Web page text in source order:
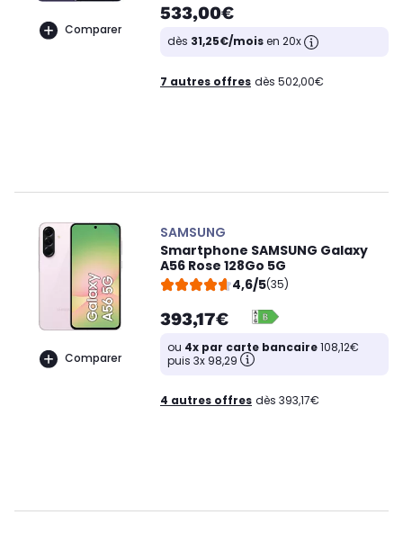
Comparer
533,00€
dès 31,25€/moisen 20x
7 autres offres dès 502,00€
Comparer
SAMSUNG
Smartphone SAMSUNG Galaxy
A56 Rose 128Go 5G
4,6/5(35)
393,17€
ou 4x par carte bancaire108,12€
puis 3x 98,29
4 autres offres dès 393,17€